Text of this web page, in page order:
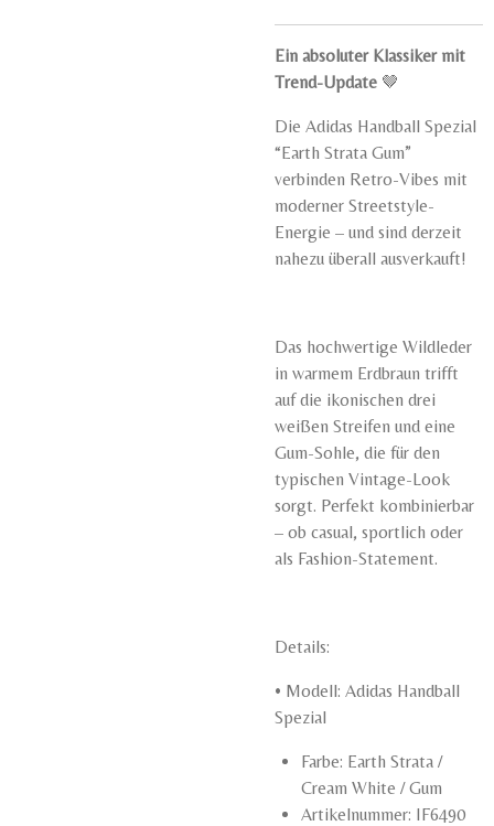
Ein absoluter Klassiker mit
Trend-Update 🤎
Die Adidas Handball Spezial
“Earth Strata Gum”
verbinden Retro-Vibes mit
moderner Streetstyle-
Energie – und sind derzeit
nahezu überall ausverkauft!
Das hochwertige Wildleder
in warmem Erdbraun trifft
auf die ikonischen drei
weißen Streifen und eine
Gum-Sohle, die für den
typischen Vintage-Look
sorgt. Perfekt kombinierbar
– ob casual, sportlich oder
als Fashion-Statement.
Details:
• Modell: Adidas Handball
Spezial
Farbe: Earth Strata /
Cream White / Gum
Artikelnummer: IF6490